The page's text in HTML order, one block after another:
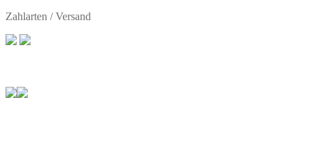
Zahlarten / Versand